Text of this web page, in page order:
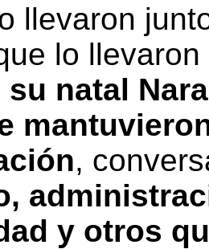
llevaron
lo
su natal
,
y otros